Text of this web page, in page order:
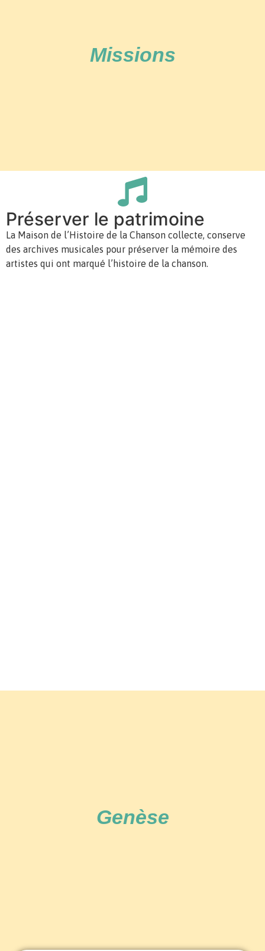
Missions
Préserver le patrimoine
La Maison de l’Histoire de la Chanson collecte, conserve
des archives musicales pour préserver la mémoire des
artistes qui ont marqué l’histoire de la chanson.
Genèse